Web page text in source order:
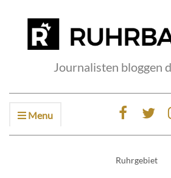
Journalisten bloggen
Menu
Ruhrgebiet